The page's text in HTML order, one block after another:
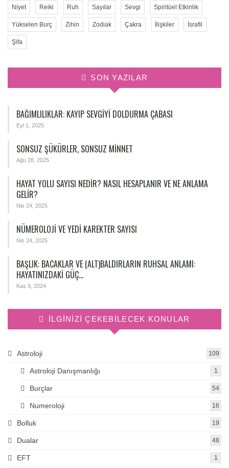
Niyet Reiki Ruh Sayılar Sevgi Spiritüel Etkinlik
Yükselen Burç Zihin Zodiak Çakra İlişkiler İsrafil
Şifa
SON YAZILAR
BAĞIMLILIKLAR: KAYIP SEVGIYI DOLDURMA ÇABASI
Eyl 1, 2025
SONSUZ ŞÜKÜRLER, SONSUZ MINNET
Ağu 28, 2025
HAYAT YOLU SAYISI NEDIR? NASIL HESAPLANIR VE NE ANLAMA
GELIR?
Nis 24, 2025
NÜMEROLOJİ VE YEDİ KAREKTER SAYISI
Nis 24, 2025
BAŞLIK: BACAKLAR VE (ALT)BALDIRLARIN RUHSAL ANLAMI:
HAYATINIZDAKI GÜÇ…
Kas 9, 2024
İLGINIZI ÇEKEBILECEK KONULAR
Astroloji 109
Astroloji Danışmanlığı 1
Burçlar 54
Numeroloji 16
Bolluk 19
Dualar 48
EFT 1